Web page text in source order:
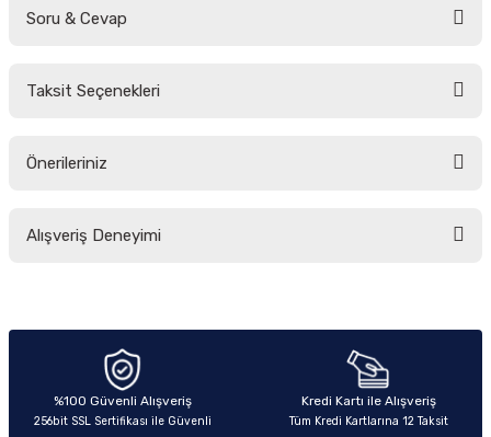
Soru & Cevap
Taksit Seçenekleri
Önerileriniz
yetersiz gördüğünüz noktaları öneri formunu kullanarak tarafımıza
Ürün açıklamasında eksik bilgiler bulunuyor.
Ürün bilgilerinde hatalar bulunuyor.
Ürün fiyatı diğer sitelerden daha pahalı.
Alışveriş Deneyimi
%100 Güvenli Alışveriş
256bit SSL Sertifikası ile Güvenli
Kredi Kartı ile Alışveriş
Tüm Kredi Kartlarına 12 Taksit